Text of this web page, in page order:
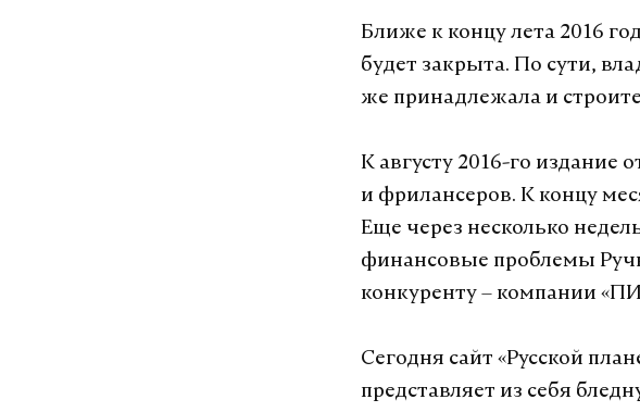
Ближе к концу лета 2016
будет закрыта. По сути,
же принадлежала и
К августу 2016-го издание
и фрилансеров. К концу
Еще через несколько
финансовые проблемы
конкуренту – компании
Сегодня сайт «Русской
представляет из себя